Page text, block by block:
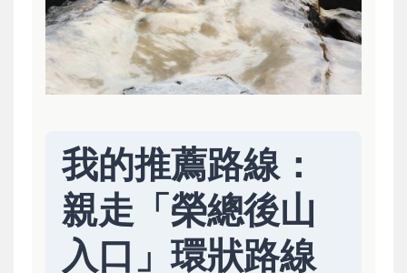
我的推薦路線：
親走「榮總後山
入口」環狀路線